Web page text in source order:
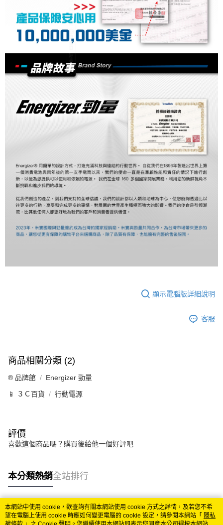
顯示電腦版詳細說明
客服
商品相關分類 (2)
®️ 品牌館 Energizer 勁量
📱 ３Ｃ百貨 行動電源
評價
喜歡這個商品嗎？購買後給他一個好評吧
本分類熱銷全站排行
熱門標籤
本網站中使用 cookie，欲查詢有關本網站使用 cookie 方式之詳情，及若您不希
望在電腦上使用 cookie 時應如何變更電腦的 cookie 設定，請參閱本網站「 隱私